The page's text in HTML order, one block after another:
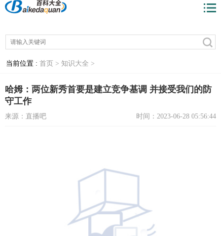
当前位置 : 首页 > 知识大全 >
哈姆：两位新秀首要是建立竞争基调 并接受我们的防
守工作
来源：直播吧 时间：2023-06-28 05:56:44